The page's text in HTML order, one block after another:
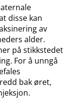
disse kan
av
alder.
på stikkstedet
For å unngå
bak øret,